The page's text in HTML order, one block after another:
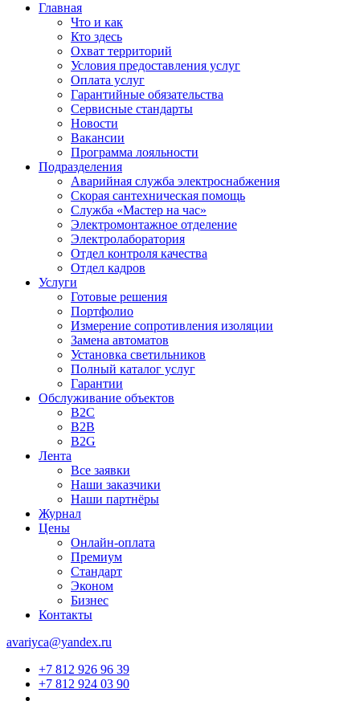
Главная
Что и как
Кто здесь
Охват территорий
Условия предоставления услуг
Оплата услуг
Гарантийные обязательства
Сервисные стандарты
Новости
Вакансии
Программа лояльности
Подразделения
Аварийная служба электроснабжения
Скорая сантехническая помощь
Служба «Мастер на час»
Электромонтажное отделение
Электролаборатория
Отдел контроля качества
Отдел кадров
Услуги
Готовые решения
Портфолио
Измерение сопротивления изоляции
Замена автоматов
Установка светильников
Полный каталог услуг
Гарантии
Обслуживание объектов
B2C
B2B
B2G
Лента
Все заявки
Наши заказчики
Наши партнёры
Журнал
Цены
Онлайн-оплата
Премиум
Стандарт
Эконом
Бизнес
Контакты
avariyca@yandex.ru
+7 812 926 96 39
+7 812 924 03 90